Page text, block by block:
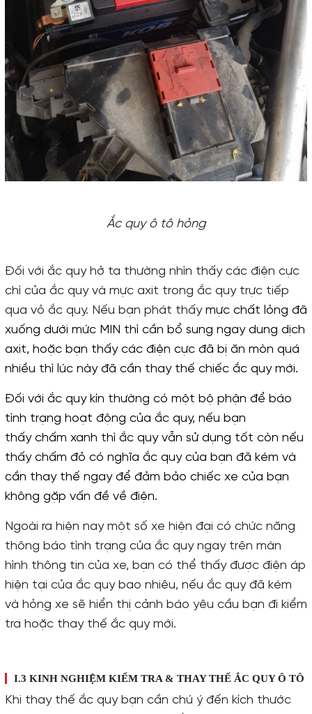
Ắc quy ô tô hỏng
Đối với ắc quy hở ta thường nhìn thấy các điện cực
chì của ắc quy và mực axit trong ắc quy trực tiếp
qua vỏ ắc quy. Nếu bạn phát thấy mực chất lỏng đã
xuống dưới mức MIN thì cần bổ sung ngay dung dịch
axit, hoặc bạn thấy các điện cực đã bị ăn mòn quá
nhiều thì lúc này đã cần thay thế chiếc ắc quy mới.
Đối với ắc quy kín thường có một bộ phận để báo
tình trạng hoạt động của ắc quy, nếu bạn
thấy chấm xanh thì ắc quy vẫn sử dụng tốt còn nếu
thấy chấm đỏ có nghĩa ắc quy của bạn đã kém và
cần thay thế ngay để đảm bảo chiếc xe của bạn
không gặp vấn đề về điện.
Ngoài ra hiện nay một số xe hiện đại có chức năng
thông báo tình trạng của ắc quy ngay trên màn
hình thông tin của xe, bạn có thể thấy được điện áp
hiện tại của ắc quy bao nhiêu, nếu ắc quy đã kém
và hỏng xe sẽ hiển thị cảnh báo yêu cầu bạn đi kiểm
tra hoặc thay thế ắc quy mới.
I.3 KINH NGHIỆM KIỂM TRA & THAY THẾ ẮC QUY Ô TÔ
Khi thay thế ắc quy bạn cần chú ý đến kích thước